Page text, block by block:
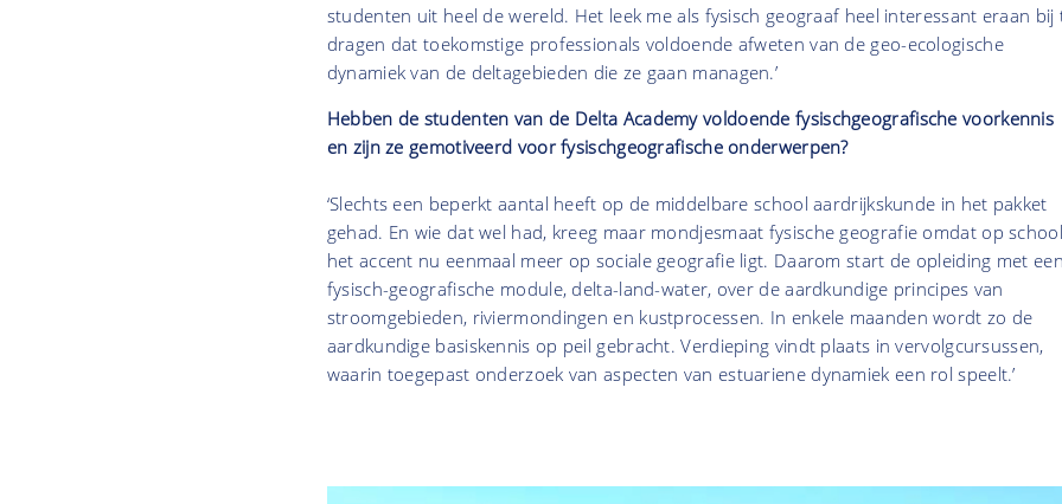
studenten uit heel de wereld. Het leek me als fysisch geograaf heel interessant eraan bij
dragen dat toekomstige professionals voldoende afweten van de geo-ecologische
dynamiek van de deltagebieden die ze gaan managen.’
Hebben de studenten van de Delta Academy voldoende fysischgeografische voorkennis
en zijn ze gemotiveerd voor fysischgeografische onderwerpen?
‘Slechts een beperkt aantal heeft op de middelbare school aardrijkskunde in het pakket
gehad. En wie dat wel had, kreeg maar mondjesmaat fysische geografie omdat op school
het accent nu eenmaal meer op sociale geografie ligt. Daarom start de opleiding met
fysisch-geografische module, delta-land-water, over de aardkundige principes van
stroomgebieden, riviermondingen en kustprocessen. In enkele maanden wordt zo de
aardkundige basiskennis op peil gebracht. Verdieping vindt plaats in vervolgcursussen,
waarin toegepast onderzoek van aspecten van estuariene dynamiek een rol speelt.’